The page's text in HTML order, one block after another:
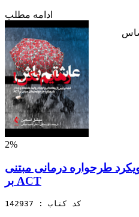
ادامه مطلب
2%
طرحواره درمانی مبتنی
بر ACT
کد کتاب : 142937